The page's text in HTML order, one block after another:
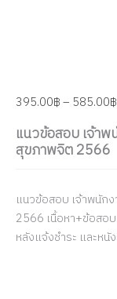
395.00฿– 585.00฿
แนวข้อสอบ เจ้า
สุขภาพจิต 2566
แนวข้อสอบ เจ้าพนัก
2566 เนื้อหา+ข้อสอ
หลังแจ้งชำระ และห